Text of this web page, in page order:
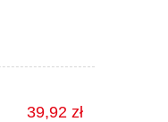
39,92 zł